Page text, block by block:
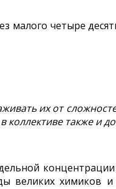
четыре
их от
коллективе также и
великих химиков